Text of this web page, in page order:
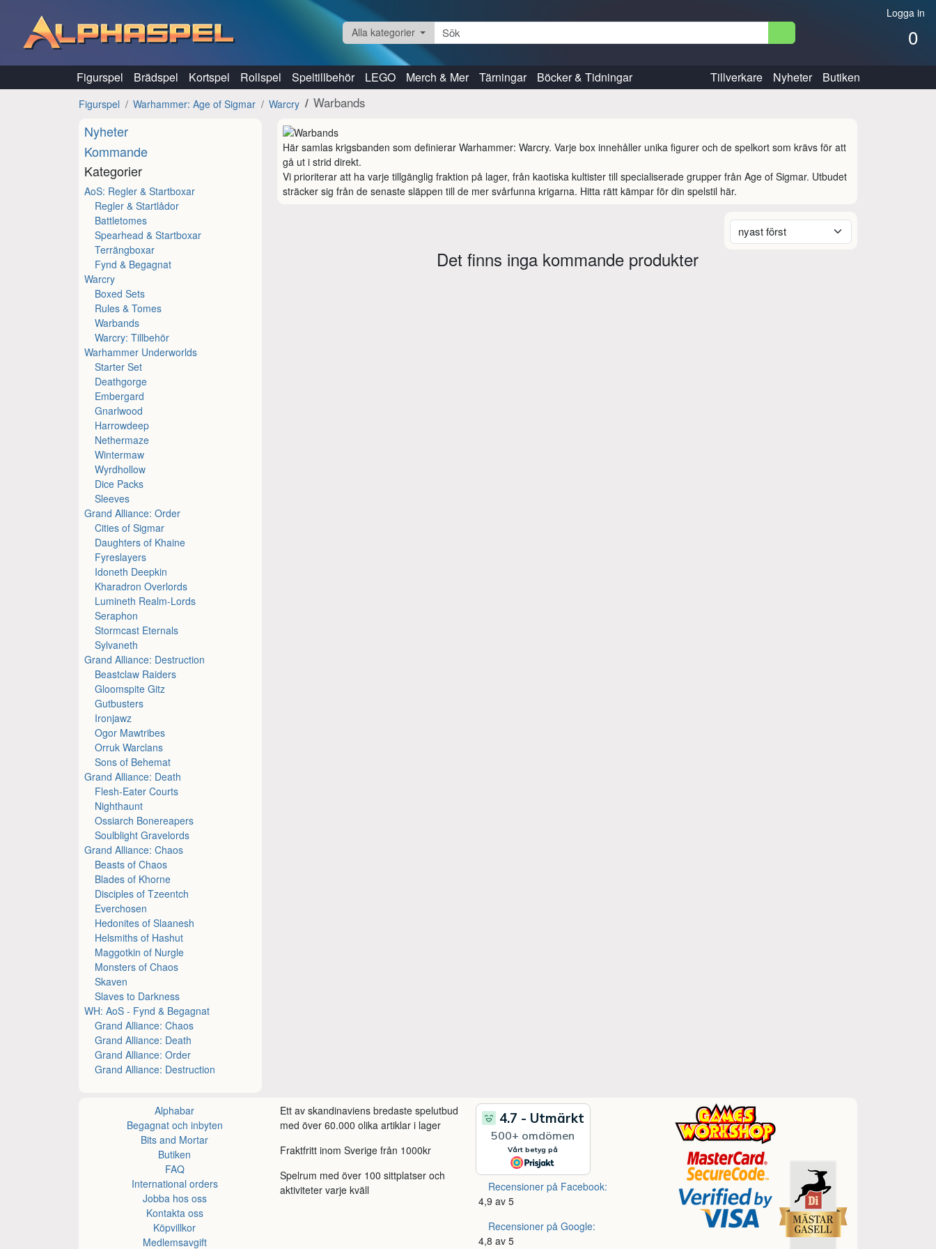
Logga in
0
Alla kategorier
Figurspel Brädspel Kortspel Rollspel Speltillbehör LEGO Merch & Mer Tärningar Böcker & Tidningar Tillverkare Nyheter Butiken
Figurspel Warhammer: Age of Sigmar Warcry Warbands
Nyheter
Kommande
Kategorier
AoS: Regler & Startboxar
Regler & Startlådor
Battletomes
Spearhead & Startboxar
Terrängboxar
Fynd & Begagnat
Warcry
Boxed Sets
Rules & Tomes
Warbands
Warcry: Tillbehör
Warhammer Underworlds
Starter Set
Deathgorge
Embergard
Gnarlwood
Harrowdeep
Nethermaze
Wintermaw
Wyrdhollow
Dice Packs
Sleeves
Grand Alliance: Order
Cities of Sigmar
Daughters of Khaine
Fyreslayers
Idoneth Deepkin
Kharadron Overlords
Lumineth Realm-Lords
Seraphon
Stormcast Eternals
Sylvaneth
Grand Alliance: Destruction
Beastclaw Raiders
Gloomspite Gitz
Gutbusters
Ironjawz
Ogor Mawtribes
Orruk Warclans
Sons of Behemat
Grand Alliance: Death
Flesh-Eater Courts
Nighthaunt
Ossiarch Bonereapers
Soulblight Gravelords
Grand Alliance: Chaos
Beasts of Chaos
Blades of Khorne
Disciples of Tzeentch
Everchosen
Hedonites of Slaanesh
Helsmiths of Hashut
Maggotkin of Nurgle
Monsters of Chaos
Skaven
Slaves to Darkness
WH: AoS - Fynd & Begagnat
Grand Alliance: Chaos
Grand Alliance: Death
Grand Alliance: Order
Grand Alliance: Destruction
Här samlas krigsbanden som definierar Warhammer: Warcry. Varje box innehåller unika figurer och de spelkort som krävs för att
gå ut i strid direkt.
Vi prioriterar att ha varje tillgänglig fraktion på lager, från kaotiska kultister till specialiserade grupper från Age of Sigmar. Utbudet
sträcker sig från de senaste släppen till de mer svårfunna krigarna. Hitta rätt kämpar för din spelstil här.
Det finns inga kommande produkter
Alphabar
Begagnat och inbyten
Bits and Mortar
Butiken
FAQ
International orders
Jobba hos oss
Kontakta oss
Köpvillkor
Medlemsavgift
Ett av skandinaviens bredaste spelutbud
med över 60.000 olika artiklar i lager
Fraktfritt inom Sverige från 1000kr
Spelrum med över 100 sittplatser och
aktiviteter varje kväll
Recensioner på Facebook:
4,9 av 5
Recensioner på Google:
4,8 av 5